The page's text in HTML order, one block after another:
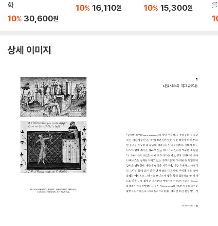
화
10% 30,600원
10% 16,110원 10% 15,300원
상세 이미지